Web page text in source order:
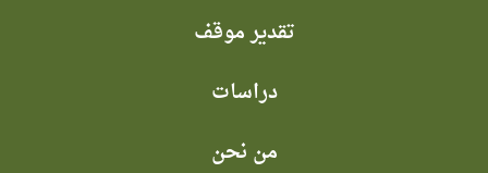
تقدير موقف
دراسات
من نحن